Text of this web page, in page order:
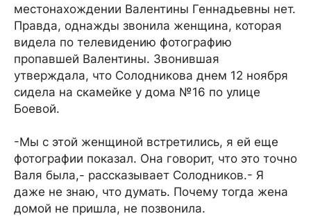
местонахождении Валентины Геннадьевны нет.
Правда, однажды звонила женщина, которая
видела по телевидению фотографию
пропавшей Валентины. Звонившая
утверждала, что Солодникова днем 12 ноября
сидела на скамейке у дома №16 по улице
Боевой.
-Мы с этой женщиной встретились, я ей еще
фотографии показал. Она говорит, что это точно
Валя была,- рассказывает Солодников.- Я
даже не знаю, что думать. Почему тогда жена
домой не пришла, не позвонила.